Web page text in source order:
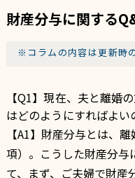
財産分与に関する
※コラムの内容は更新時
【Q1】現在、夫と離婚
はどのようにすればよい
【A1】財産分与とは、
項）。こうした財産分与
て、まず、ご夫婦で財産